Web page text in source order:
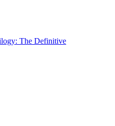
The Definitive